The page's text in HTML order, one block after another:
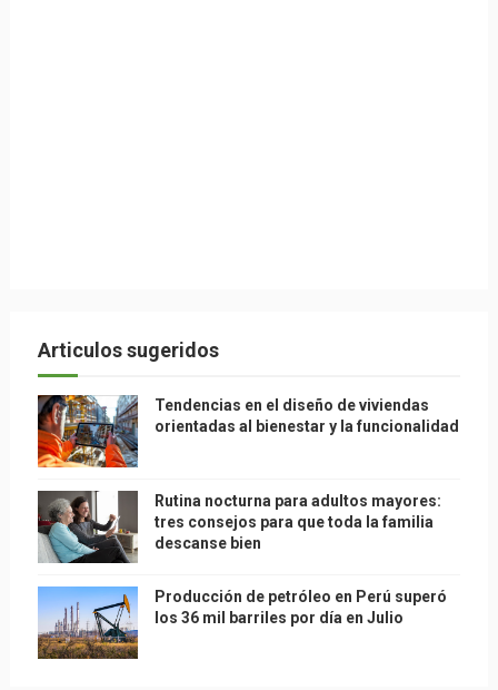
Articulos sugeridos
Tendencias en el diseño de viviendas
orientadas al bienestar y la funcionalidad
Rutina nocturna para adultos mayores:
tres consejos para que toda la familia
descanse bien
Producción de petróleo en Perú superó
los 36 mil barriles por día en Julio